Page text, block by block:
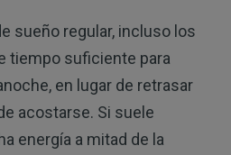
sueño regular, incluso los
tiempo suficiente para
en lugar de retrasar
acostarse. Si suele
energía a mitad de la